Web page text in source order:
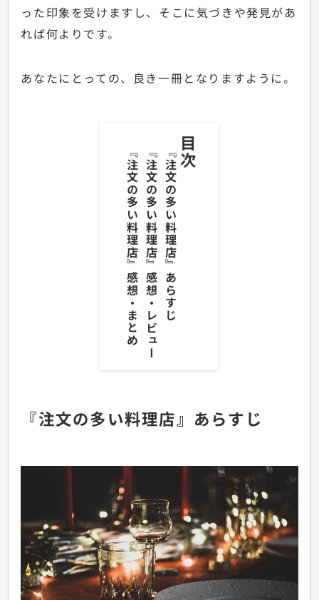
った印象を受けますし、そこに気づきや発見があ
れば何よりです。
あなたにとっての、良き一冊となりますように。
目次
『注文の多い料理店』あらすじ
『注文の多い料理店』感想・レビュー
『注文の多い料理店』感想・まとめ
『注文の多い料理店』あらすじ